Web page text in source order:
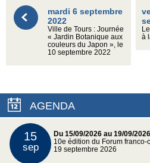
mardi 6 septembre
2022
Ville de Tours : Journée
« Jardin Botanique aux
couleurs du Japon », le
10 septembre 2022
à
AGENDA
15
sep
Du 15/09/2026 au 19/09/2026
10e édition du Forum
19 septembre 2026